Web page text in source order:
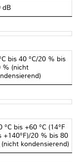
dB
bis 40 °C/20 % bis
% (nicht
°C bis +60 °C (14°F
+140°F)/20 % bis 80
kondensierend)